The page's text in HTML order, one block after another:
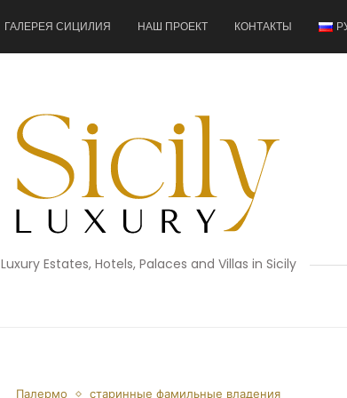
ГАЛЕРЕЯ СИЦИЛИЯ НАШ ПРОЕКТ КОНТАКТЫ
Luxury Estates, Hotels, Palaces and Villas in Sicily
Палермо старинные фамильные владения